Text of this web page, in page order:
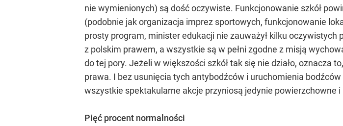
nie wymienionych) są dość oczywiste. Funkcjonowanie szkół
(podobnie jak organizacja imprez sportowych, funkcjonowanie
prosty program, minister edukacji nie zauważył kilku
z polskim prawem, a wszystkie są w pełni zgodne z misją
do tej pory. Jeżeli w większości szkół tak się nie działo, oznacza
prawa. I bez usunięcia tych antybodźców i uruchomienia
wszystkie spektakularne akcje przyniosą jedynie powierzchowne
Pięć procent normalności